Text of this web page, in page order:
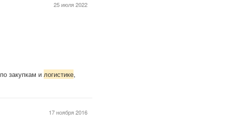
25 июля 2022
по закупкам и логистике,
17 ноября 2016